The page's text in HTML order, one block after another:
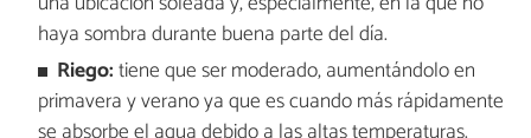
haya sombra durante buena parte del día.
Riego:tiene que ser moderado, aumentándolo en
primavera y verano ya que es cuando más rápidamente